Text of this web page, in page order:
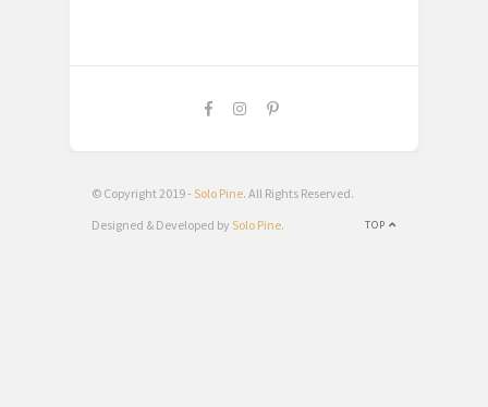
© Copyright 2019 - Solo Pine. All Rights Reserved.
TOP
Designed & Developed by Solo Pine.